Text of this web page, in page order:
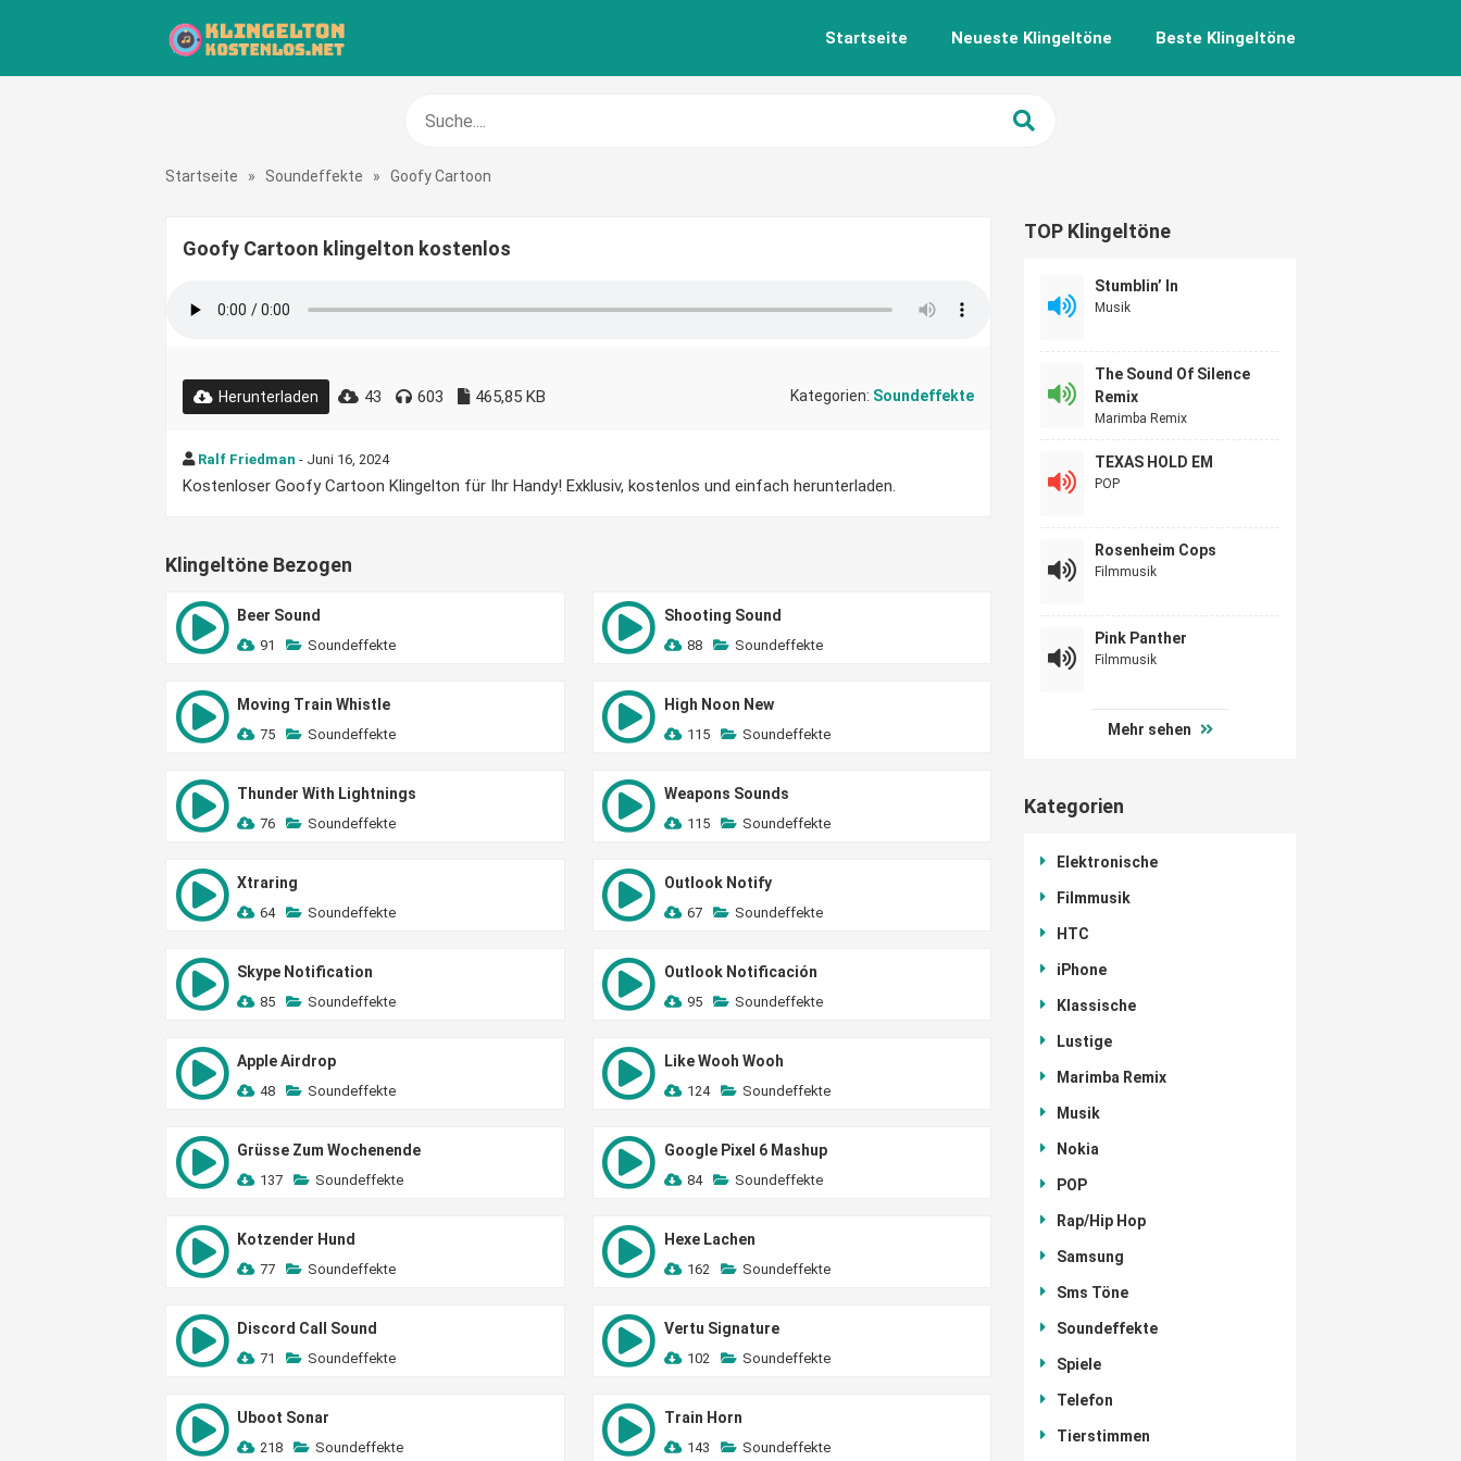
Startseite Neueste Klingeltöne Beste Klingeltöne
Startseite » Soundeffekte » Goofy Cartoon
Goofy Cartoon klingelton kostenlos
Herunterladen 43 603 465,85 KB Kategorien: Soundeffekte
Ralf Friedman - Juni 16, 2024
Kostenloser Goofy Cartoon Klingelton für Ihr Handy! Exklusiv, kostenlos und einfach herunterladen.
Klingeltöne Bezogen
Beer Sound
91 Soundeffekte
Shooting Sound
88 Soundeffekte
Moving Train Whistle
75 Soundeffekte
High Noon New
115 Soundeffekte
Thunder With Lightnings
76 Soundeffekte
Weapons Sounds
115 Soundeffekte
Xtraring
64 Soundeffekte
Outlook Notify
67 Soundeffekte
Skype Notification
85 Soundeffekte
Outlook Notificación
95 Soundeffekte
Apple Airdrop
48 Soundeffekte
Like Wooh Wooh
124 Soundeffekte
Grüsse Zum Wochenende
137 Soundeffekte
Google Pixel 6 Mashup
84 Soundeffekte
Kotzender Hund
77 Soundeffekte
Hexe Lachen
162 Soundeffekte
Discord Call Sound
71 Soundeffekte
Vertu Signature
102 Soundeffekte
Uboot Sonar
218 Soundeffekte
Train Horn
143 Soundeffekte
TOP Klingeltöne
Stumblin’ In
Musik
The Sound Of Silence
Remix
Marimba Remix
TEXAS HOLD EM
POP
Rosenheim Cops
Filmmusik
Pink Panther
Filmmusik
Mehr sehen
Kategorien
Elektronische
Filmmusik
HTC
iPhone
Klassische
Lustige
Marimba Remix
Musik
Nokia
POP
Rap/Hip Hop
Samsung
Sms Töne
Soundeffekte
Spiele
Telefon
Tierstimmen